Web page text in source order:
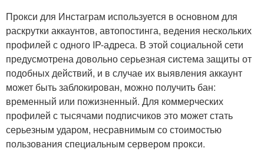
Прокси для Инстаграм используется в основном для
раскрутки аккаунтов, автопостинга, ведения нескольких
профилей с одного IP-адреса. В этой социальной сети
предусмотрена довольно серьезная система защиты от
подобных действий, и в случае их выявления аккаунт
может быть заблокирован, можно получить бан:
временный или пожизненный. Для коммерческих
профилей с тысячами подписчиков это может стать
серьезным ударом, несравнимым со стоимостью
пользования специальным сервером прокси.